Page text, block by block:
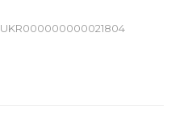
UKR000000000021804